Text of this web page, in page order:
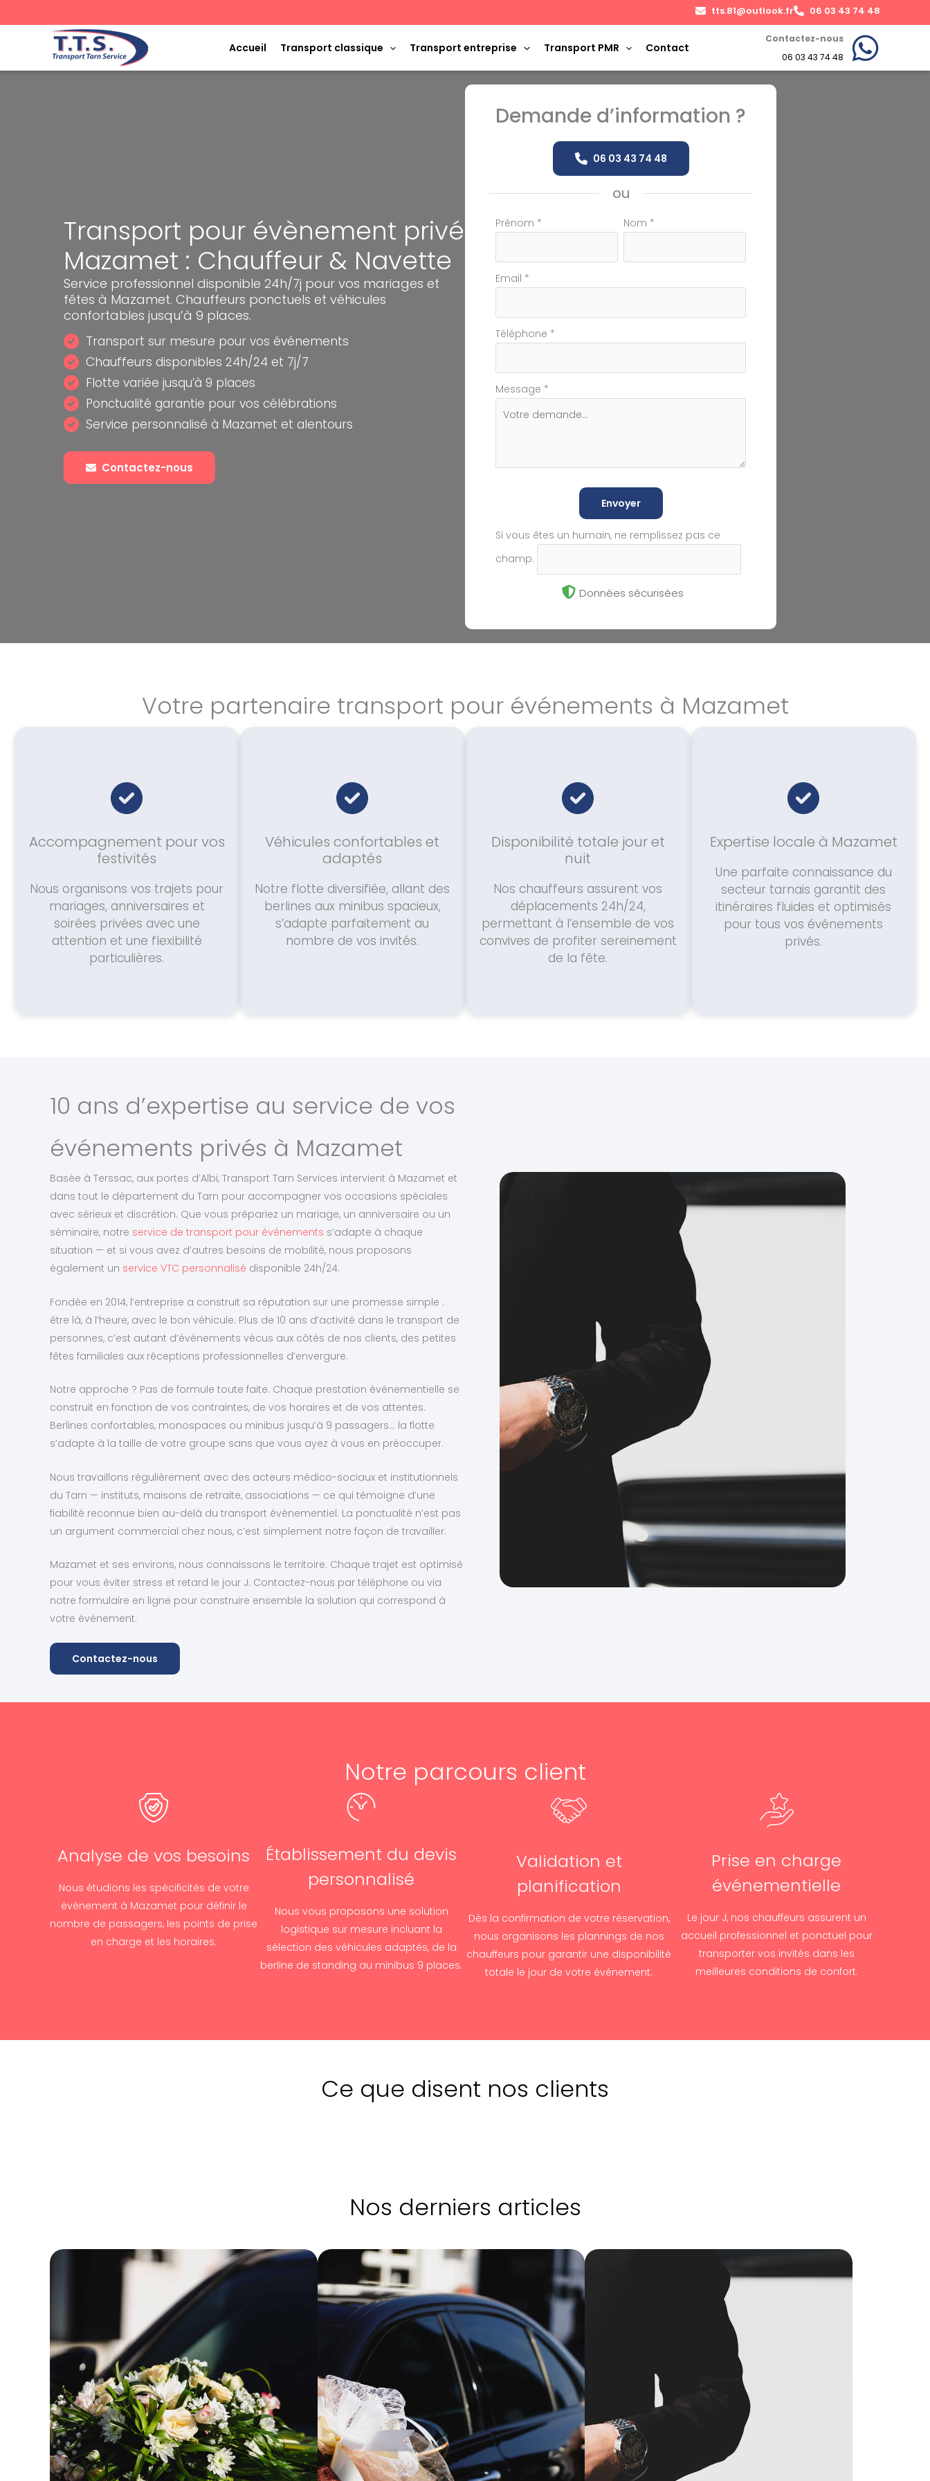
au
tts.81@outlook.fr 06 03 43 74 48
Accueil Transport classique Transport entreprise Transport PMR Contact
Contactez-nous
06 03 43 74 48
Transport pour évènement privé
Mazamet : Chauffeur & Navette
Service professionnel disponible 24h/7j pour vos mariages et
fêtes à Mazamet. Chauffeurs ponctuels et véhicules
confortables jusqu’à 9 places.
Transport sur mesure pour vos événements
Chauffeurs disponibles 24h/24 et 7j/7
Flotte variée jusqu’à 9 places
Ponctualité garantie pour vos célébrations
Service personnalisé à Mazamet et alentours
Contactez-nous
Demande d’information ?
06 03 43 74 48
ou
Formulaire
téléphone
Prénom * Nom *
Email *
Téléphone *
Message *
Envoyer
Si vous êtes un humain, ne remplissez pas ce
champ.
Données sécurisées
Votre partenaire transport pour événements à Mazamet
Accompagnement pour vos
festivités
Nous organisons vos trajets pour
mariages, anniversaires et
soirées privées avec une
attention et une flexibilité
particulières.
Véhicules confortables et
adaptés
Notre flotte diversifiée, allant des
berlines aux minibus spacieux,
s’adapte parfaitement au
nombre de vos invités.
Disponibilité totale jour et
nuit
Nos chauffeurs assurent vos
déplacements 24h/24,
permettant à l’ensemble de vos
convives de profiter sereinement
de la fête.
Expertise locale à Mazamet
Une parfaite connaissance du
secteur tarnais garantit des
itinéraires fluides et optimisés
pour tous vos événements
privés.
10 ans d’expertise au service de vos
événements privés à Mazamet
Basée à Terssac, aux portes d’Albi, Transport Tarn Services intervient à Mazamet et
dans tout le département du Tarn pour accompagner vos occasions spéciales
avec sérieux et discrétion. Que vous prépariez un mariage, un anniversaire ou un
séminaire, notre service de transport pour événements s’adapte à chaque
situation — et si vous avez d’autres besoins de mobilité, nous proposons
également un service VTC personnalisé disponible 24h/24.
Fondée en 2014, l’entreprise a construit sa réputation sur une promesse simple :
être là, à l’heure, avec le bon véhicule. Plus de 10 ans d’activité dans le transport de
personnes, c’est autant d’événements vécus aux côtés de nos clients, des petites
fêtes familiales aux réceptions professionnelles d’envergure.
Notre approche ? Pas de formule toute faite. Chaque prestation événementielle se
construit en fonction de vos contraintes, de vos horaires et de vos attentes.
Berlines confortables, monospaces ou minibus jusqu’à 9 passagers… la flotte
s’adapte à la taille de votre groupe sans que vous ayez à vous en préoccuper.
Nous travaillons régulièrement avec des acteurs médico-sociaux et institutionnels
du Tarn — instituts, maisons de retraite, associations — ce qui témoigne d’une
fiabilité reconnue bien au-delà du transport événementiel. La ponctualité n’est pas
un argument commercial chez nous, c’est simplement notre façon de travailler.
Mazamet et ses environs, nous connaissons le territoire. Chaque trajet est optimisé
pour vous éviter stress et retard le jour J. Contactez-nous par téléphone ou via
notre formulaire en ligne pour construire ensemble la solution qui correspond à
votre événement.
Contactez-nous
Notre parcours client
Analyse de vos besoins
Nous étudions les spécificités de votre
événement à Mazamet pour définir le
nombre de passagers, les points de prise
en charge et les horaires.
Établissement du devis
personnalisé
Nous vous proposons une solution
logistique sur mesure incluant la
sélection des véhicules adaptés, de la
berline de standing au minibus 9 places.
Validation et
planification
Dès la confirmation de votre réservation,
nous organisons les plannings de nos
chauffeurs pour garantir une disponibilité
totale le jour de votre événement.
Prise en charge
événementielle
Le jour J, nos chauffeurs assurent un
accueil professionnel et ponctuel pour
transporter vos invités dans les
meilleures conditions de confort.
Ce que disent nos clients
Nos derniers articles